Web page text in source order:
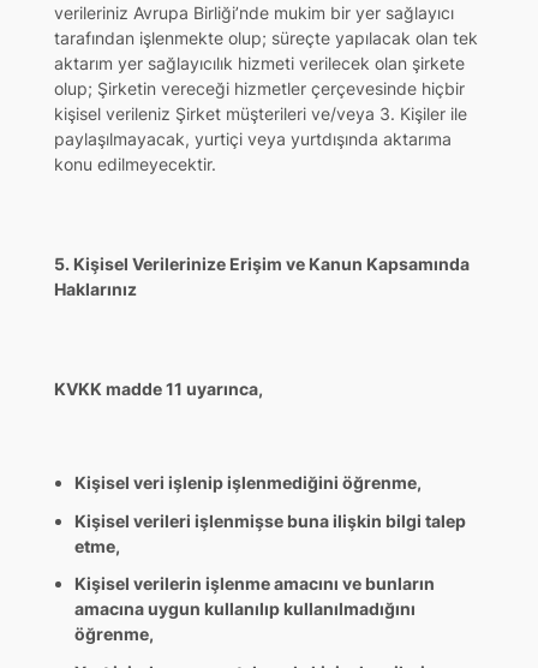
verileriniz Avrupa Birliği’nde mukim bir yer sağlayıcı
tarafından işlenmekte olup; süreçte yapılacak olan tek
aktarım yer sağlayıcılık hizmeti verilecek olan şirkete
olup; Şirketin vereceği hizmetler çerçevesinde hiçbir
kişisel verileniz Şirket müşterileri ve/veya 3. Kişiler ile
paylaşılmayacak, yurtiçi veya yurtdışında aktarıma
konu edilmeyecektir.
5. Kişisel Verilerinize Erişim ve Kanun Kapsamında
Haklarınız
KVKK madde 11 uyarınca,
Kişisel veri işlenip işlenmediğini öğrenme,
Kişisel verileri işlenmişse buna ilişkin bilgi talep
etme,
Kişisel verilerin işlenme amacını ve bunların
amacına uygun kullanılıp kullanılmadığını
öğrenme,